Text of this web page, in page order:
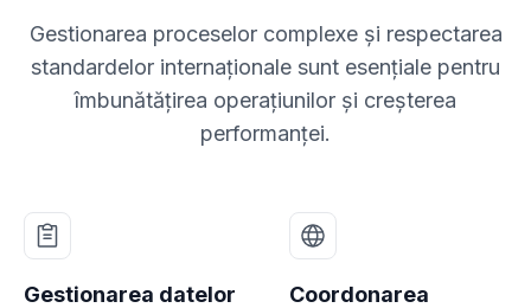
Gestionarea proceselor complexe și respectarea
standardelor internaționale sunt esențiale pentru
îmbunătățirea operațiunilor și creșterea
performanței.
Gestionarea datelor
Coordonarea